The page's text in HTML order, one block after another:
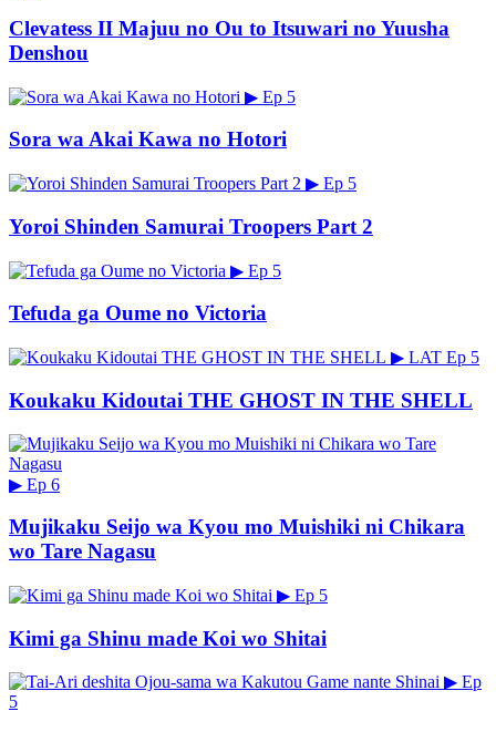
Clevatess II Majuu no Ou to Itsuwari no Yuusha
Denshou
▶ Ep 5
Sora wa Akai Kawa no Hotori
▶ Ep 5
Yoroi Shinden Samurai Troopers Part 2
▶ Ep 5
Tefuda ga Oume no Victoria
▶ LAT Ep 5
Koukaku Kidoutai THE GHOST IN THE SHELL
▶ Ep 6
Mujikaku Seijo wa Kyou mo Muishiki ni Chikara
wo Tare Nagasu
▶ Ep 5
Kimi ga Shinu made Koi wo Shitai
▶ Ep
5